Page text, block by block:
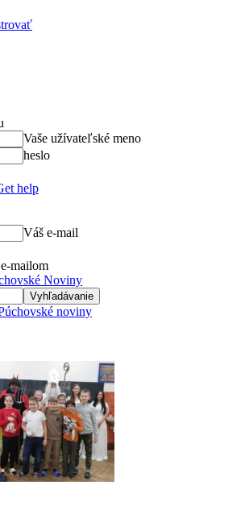
Vaše užívateľské meno
heslo
help
Váš e-mail
mailom
Noviny